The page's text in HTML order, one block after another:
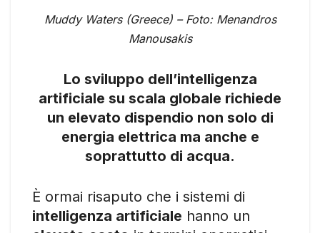
Muddy Waters (Greece) – Foto: Menandros
Manousakis
Lo sviluppo dell’intelligenza
artificiale su scala globale richiede
un elevato dispendio non solo di
energia elettrica ma anche e
soprattutto di acqua.
È ormai risaputo che i sistemi di
intelligenza artificiale hanno un